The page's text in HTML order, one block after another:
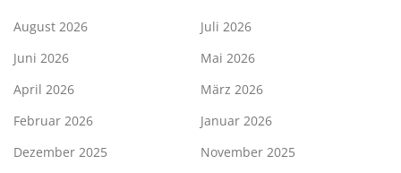
August 2026
Juli 2026
Juni 2026
Mai 2026
April 2026
März 2026
Februar 2026
Januar 2026
Dezember 2025
November 2025